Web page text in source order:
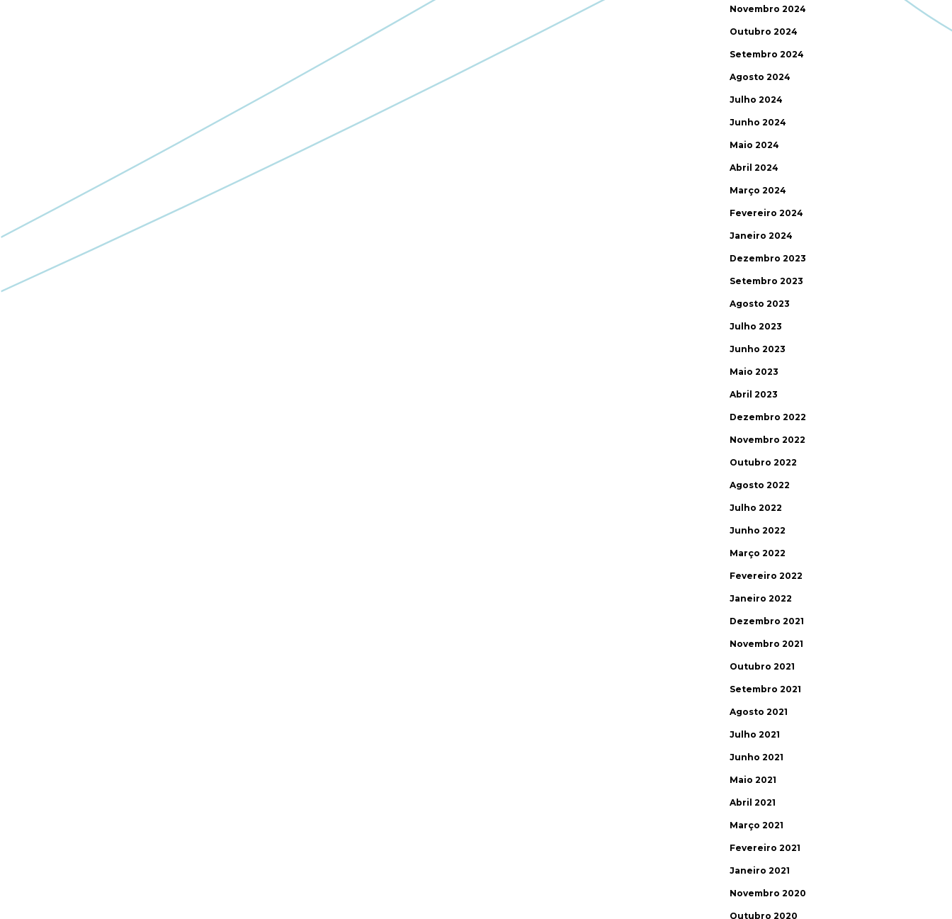
Novembro 2024
Outubro 2024
Setembro 2024
Agosto 2024
Julho 2024
Junho 2024
Maio 2024
Abril 2024
Março 2024
Fevereiro 2024
Janeiro 2024
Dezembro 2023
Setembro 2023
Agosto 2023
Julho 2023
Junho 2023
Maio 2023
Abril 2023
Dezembro 2022
Novembro 2022
Outubro 2022
Agosto 2022
Julho 2022
Junho 2022
Março 2022
Fevereiro 2022
Janeiro 2022
Dezembro 2021
Novembro 2021
Outubro 2021
Setembro 2021
Agosto 2021
Julho 2021
Junho 2021
Maio 2021
Abril 2021
Março 2021
Fevereiro 2021
Janeiro 2021
Novembro 2020
Outubro 2020